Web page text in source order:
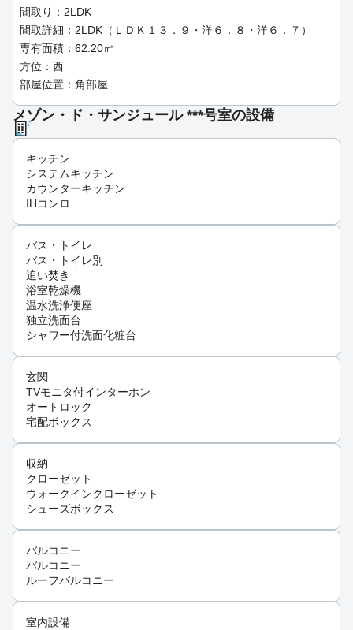
間取り：2LDK
間取詳細：2LDK（ＬＤＫ１３．９・洋６．８・洋６．７）
専有面積：62.20㎡
方位：西
部屋位置：角部屋
メゾン・ド・サンジュール ***号室の設備
キッチン
システムキッチン
カウンターキッチン
IHコンロ
バス・トイレ
バス・トイレ別
追い焚き
浴室乾燥機
温水洗浄便座
独立洗面台
シャワー付洗面化粧台
玄関
TVモニタ付インターホン
オートロック
宅配ボックス
収納
クローゼット
ウォークインクローゼット
シューズボックス
バルコニー
バルコニー
ルーフバルコニー
室内設備